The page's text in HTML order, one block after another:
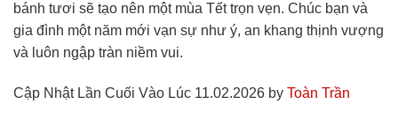
bánh tươi sẽ tạo nên một mùa Tết trọn vẹn. Chúc bạn và
gia đình một năm mới vạn sự như ý, an khang thịnh vượng
và luôn ngập tràn niềm vui.
Cập Nhật Lần Cuối Vào Lúc 11.02.2026 by Toàn Trần